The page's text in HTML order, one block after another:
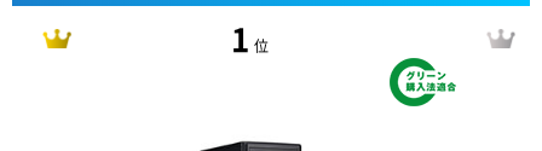
1 位